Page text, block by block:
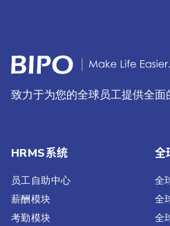
致力于为您的全球员工提供全
HRMS系统
员工自助中心
薪酬模块
考勤模块
全
全
全
全